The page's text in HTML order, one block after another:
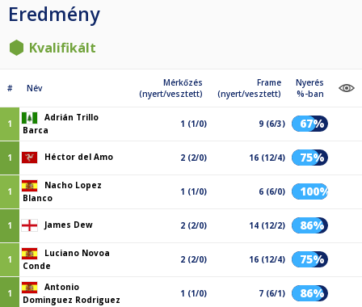
Eredmény
Kvalifikált
# Név
Mérkőzés
(nyert/vesztett)
Frame
(nyert/vesztett)
Nyerés
%-ban
1
Adrián Trillo
Barca
1 (1/0) 9 (6/3) 67%
1 Héctor del Amo 2 (2/0) 16 (12/4) 75%
1
Nacho Lopez
Blanco
1 (1/0) 6 (6/0) 100%
1 James Dew 2 (2/0) 14 (12/2) 86%
1
Luciano Novoa
Conde
2 (2/0) 16 (12/4) 75%
1
Antonio
Dominguez Rodriguez
1 (1/0) 7 (6/1) 86%